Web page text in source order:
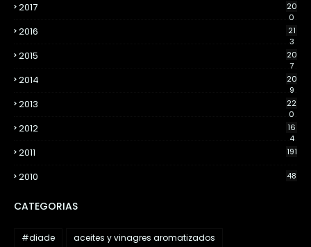
2017
20
0
2016
21
3
2015
20
7
2014
20
9
2013
22
0
2012
16
4
2011 191
2010 48
CATEGORIAS
#diade
aceites y vinagres aromatizados